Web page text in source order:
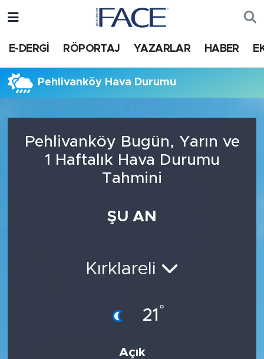
E-DERGİ RÖPORTAJ YAZARLAR HABER
Pehlivanköy Hava Durumu
Pehlivanköy Bugün, Yarın ve
1 Haftalık Hava Durumu
Tahmini
ŞU AN
Kırklareli
21 °
Açık
HABER
Nöbetçi Eczaneler
Süper Lig Puan Durumu ve Fikstür
Tüm Manşetler